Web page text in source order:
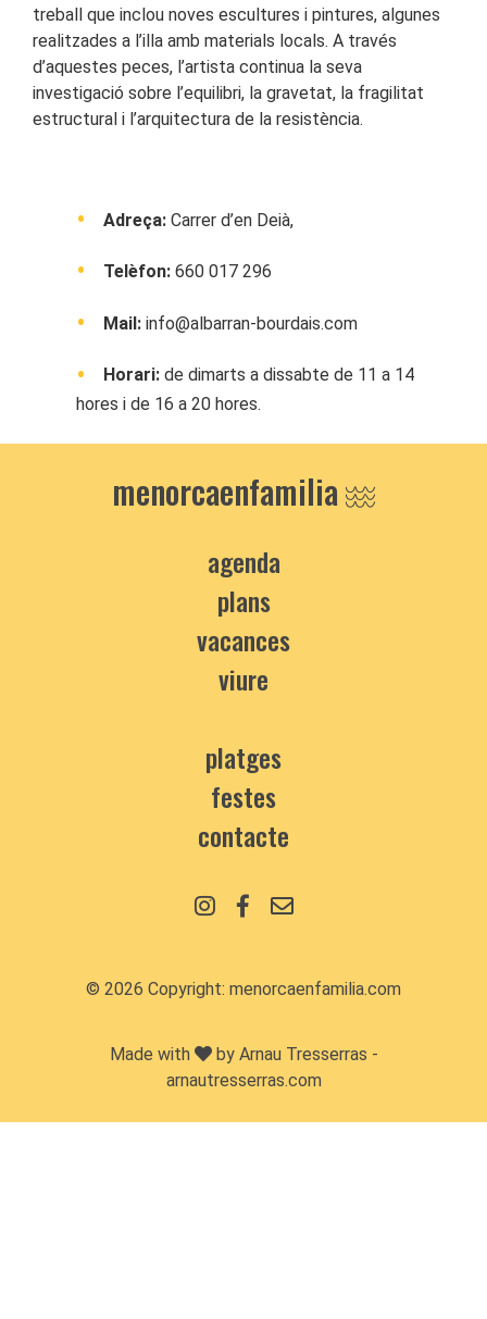
treball que inclou noves escultures i pintures, algunes
realitzades a l’illa amb materials locals. A través
d’aquestes peces, l’artista continua la seva
investigació sobre l’equilibri, la gravetat, la fragilitat
estructural i l’arquitectura de la resistència.
Adreça: Carrer d’en Deià,
Telèfon: 660 017 296
Mail: info@albarran-bourdais.com
Horari: de dimarts a dissabte de 11 a 14
hores i de 16 a 20 hores.
menorcaenfamilia
agenda
plans
vacances
viure
platges
festes
contacte
© 2026 Copyright: menorcaenfamilia.com
Made with
by Arnau Tresserras -
arnautresserras.com